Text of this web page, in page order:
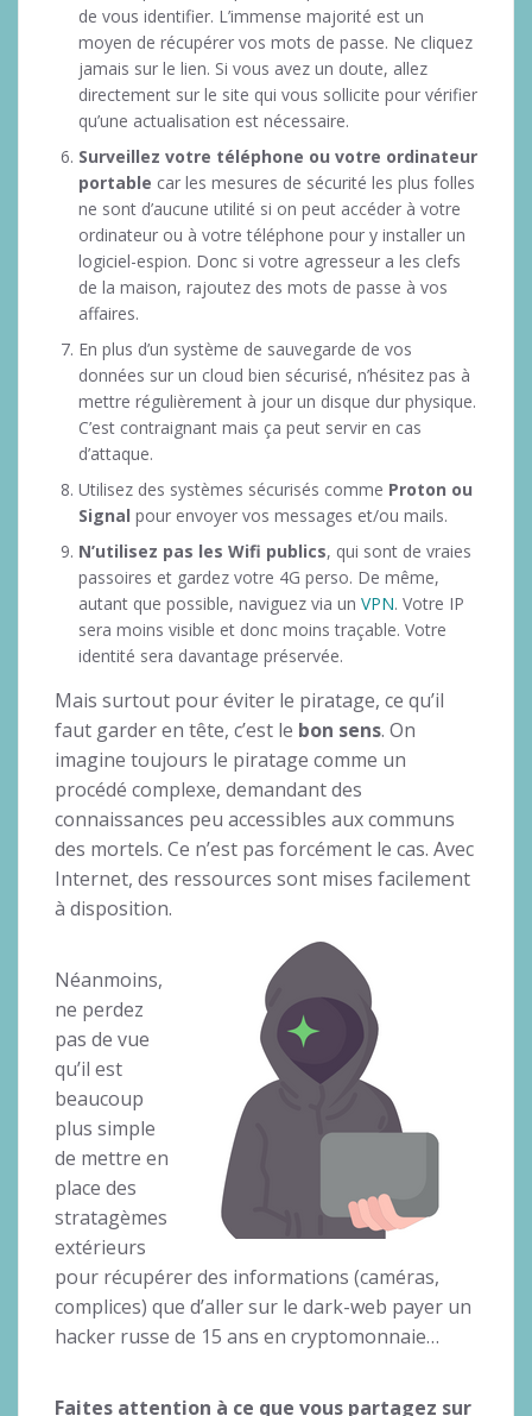
de vous identifier. L’immense majorité est un
moyen de récupérer vos mots de passe. Ne cliquez
jamais sur le lien. Si vous avez un doute, allez
directement sur le site qui vous sollicite pour vérifier
qu’une actualisation est nécessaire.
Surveillez votre téléphone ou votre ordinateur
portable car les mesures de sécurité les plus folles
ne sont d’aucune utilité si on peut accéder à votre
ordinateur ou à votre téléphone pour y installer un
logiciel-espion. Donc si votre agresseur a les clefs
de la maison, rajoutez des mots de passe à vos
affaires.
En plus d’un système de sauvegarde de vos
données sur un cloud bien sécurisé, n’hésitez pas à
mettre régulièrement à jour un disque dur physique.
C’est contraignant mais ça peut servir en cas
d’attaque.
Utilisez des systèmes sécurisés comme Proton ou
Signal pour envoyer vos messages et/ou mails.
N’utilisez pas les Wifi publics, qui sont de vraies
passoires et gardez votre 4G perso. De même,
autant que possible, naviguez via un VPN. Votre IP
sera moins visible et donc moins traçable. Votre
identité sera davantage préservée.
Mais surtout pour éviter le piratage, ce qu’il
faut garder en tête, c’est le bon sens. On
imagine toujours le piratage comme un
procédé complexe, demandant des
connaissances peu accessibles aux communs
des mortels. Ce n’est pas forcément le cas. Avec
Internet, des ressources sont mises facilement
à disposition.
Néanmoins,
ne perdez
pas de vue
qu’il est
beaucoup
plus simple
de mettre en
place des
stratagèmes
extérieurs
pour récupérer des informations (caméras,
complices) que d’aller sur le dark-web payer un
hacker russe de 15 ans en cryptomonnaie…
Faites attention à ce que vous partagez sur